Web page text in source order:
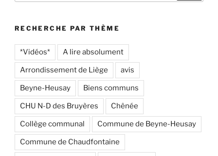
RECHERCHE PAR THÈME
*Vidéos* A lire absolument
Arrondissement de Liège avis
Beyne-Heusay Biens communs
CHU N-D des Bruyères Chênée
Collège communal Commune de Beyne-Heusay
Commune de Chaudfontaine